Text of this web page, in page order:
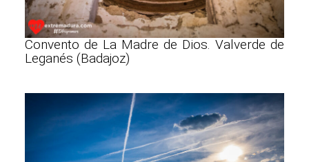
Convento de La Madre de Dios. Valverde de
Leganés (Badajoz)